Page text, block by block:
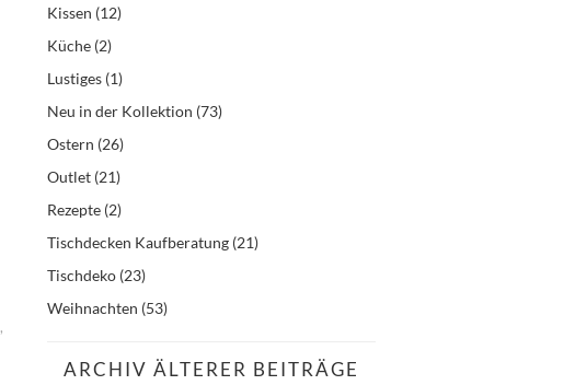
,
Kissen (12)
Küche (2)
Lustiges (1)
Neu in der Kollektion (73)
Ostern (26)
Outlet (21)
Rezepte (2)
Tischdecken Kaufberatung (21)
Tischdeko (23)
Weihnachten (53)
ARCHIV ÄLTERER BEITRÄGE